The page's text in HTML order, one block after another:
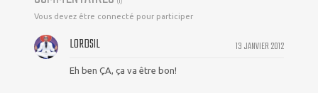
Vous devez être connecté pour participer
13 JANVIER 2012
LORDSIL
Eh ben ÇA, ça va être bon!